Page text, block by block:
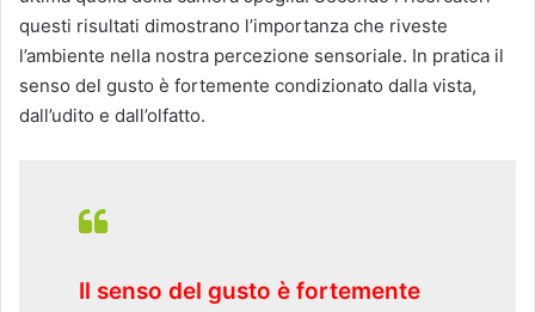
questi risultati dimostrano l’importanza che riveste
l’ambiente nella nostra percezione sensoriale. In pratica il
senso del gusto è fortemente condizionato dalla vista,
dall’udito e dall’olfatto.
Il senso del gusto è fortemente